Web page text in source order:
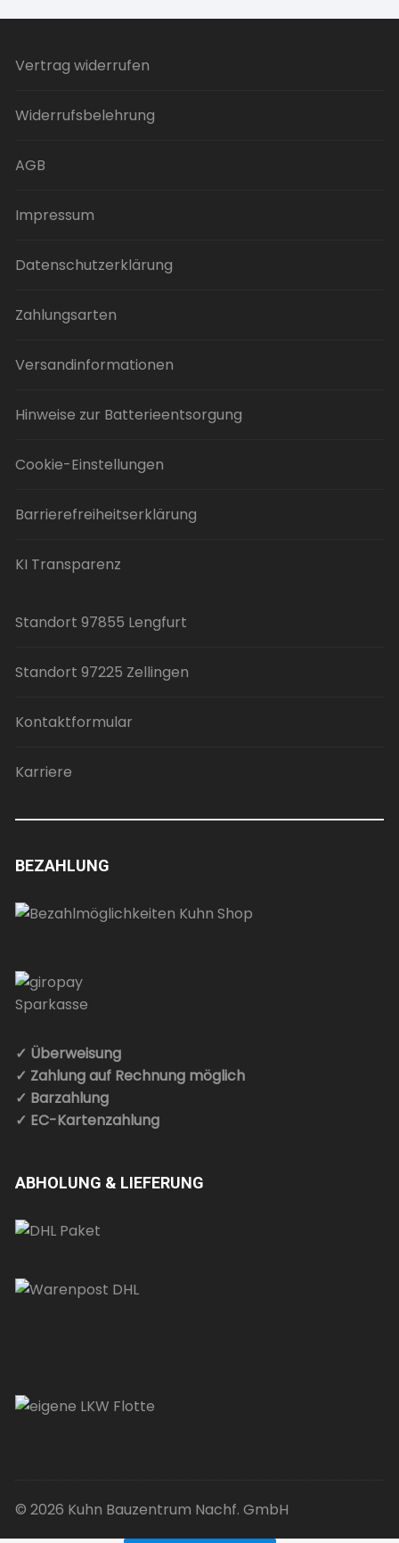
Produktseite
Vertrag widerrufen
Widerrufsbelehrung
AGB
Impressum
Datenschutzerklärung
Zahlungsarten
Versandinformationen
Hinweise zur Batterieentsorgung
Cookie-Einstellungen
Barrierefreiheitserklärung
KI Transparenz
Standort 97855 Lengfurt
Standort 97225 Zellingen
Kontaktformular
Karriere
BEZAHLUNG
✓ Überweisung
✓ Zahlung auf Rechnung möglich
✓ Barzahlung
✓ EC-Kartenzahlung
ABHOLUNG & LIEFERUNG
© 2026 Kuhn Bauzentrum Nachf. GmbH